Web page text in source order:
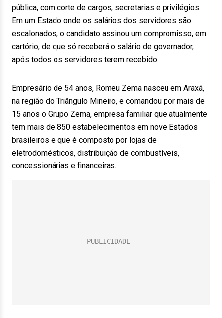
pública, com corte de cargos, secretarias e privilégios.
Em um Estado onde os salários dos servidores são
escalonados, o candidato assinou um compromisso, em
cartório, de que só receberá o salário de governador,
após todos os servidores terem recebido.
Empresário de 54 anos, Romeu Zema nasceu em Araxá,
na região do Triângulo Mineiro, e comandou por mais de
15 anos o Grupo Zema, empresa familiar que atualmente
tem mais de 850 estabelecimentos em nove Estados
brasileiros e que é composto por lojas de
eletrodomésticos, distribuição de combustíveis,
concessionárias e financeiras.